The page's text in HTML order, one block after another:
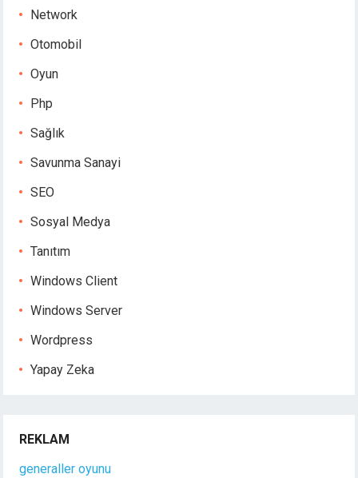
Network
Otomobil
Oyun
Php
Sağlık
Savunma Sanayi
SEO
Sosyal Medya
Tanıtım
Windows Client
Windows Server
Wordpress
Yapay Zeka
REKLAM
generaller oyunu